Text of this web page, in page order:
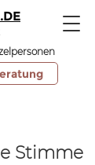
Stimme